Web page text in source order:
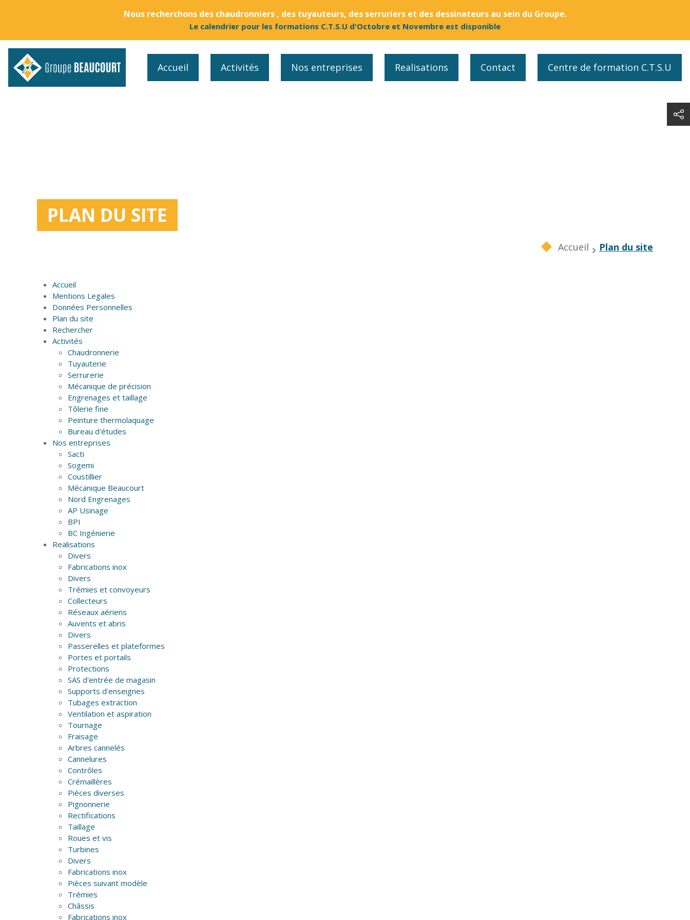
Nous recherchons des chaudronniers , des tuyauteurs, des serruriers et des dessinateurs au sein du Groupe.
Le calendrier pour les formations C.T.S.U d'Octobre et Novembre est disponible
Accueil Activités Nos entreprises Realisations Contact Centre de formation C.T.S.U
PLAN DU SITE
Accueil Plan du site
Accueil
Mentions Legales
Données Personnelles
Plan du site
Rechercher
Activités
Chaudronnerie
Tuyauterie
Serrurerie
Mécanique de précision
Engrenages et taillage
Tôlerie fine
Peinture thermolaquage
Bureau d'études
Nos entreprises
Sacti
Sogemi
Coustillier
Mécanique Beaucourt
Nord Engrenages
AP Usinage
BPI
BC Ingénierie
Realisations
Divers
Fabrications inox
Divers
Trémies et convoyeurs
Collecteurs
Réseaux aériens
Auvents et abris
Divers
Passerelles et plateformes
Portes et portails
Protections
SAS d'entrée de magasin
Supports d'enseignes
Tubages extraction
Ventilation et aspiration
Tournage
Fraisage
Arbres cannelés
Cannelures
Contrôles
Crémaillères
Pièces diverses
Pignonnerie
Rectifications
Taillage
Roues et vis
Turbines
Divers
Fabrications inox
Pièces suivant modèle
Trémies
Châssis
Fabrications inox